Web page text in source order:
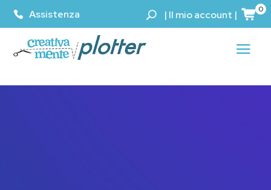
Assistenza | Il mio account | 0